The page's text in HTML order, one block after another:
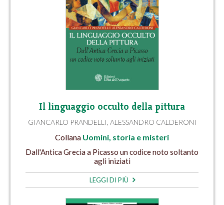
Il linguaggio occulto della pittura
GIANCARLO PRANDELLI ALESSANDRO CALDERONI
Collana Uomini, storia e misteri
Dall'Antica Grecia a Picasso un codice noto soltanto
agli iniziati
LEGGI DI PIÙ